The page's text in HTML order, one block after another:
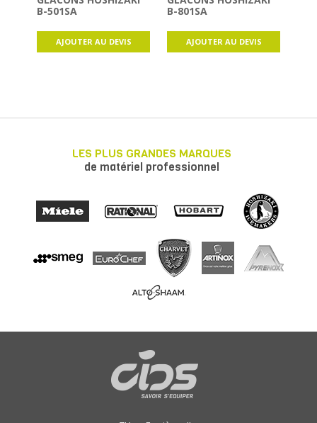
B-501SA
AJOUTER AU DEVIS
B-801SA
AJOUTER AU DEVIS
LES PLUS GRANDES MARQUES
de matériel professionnel